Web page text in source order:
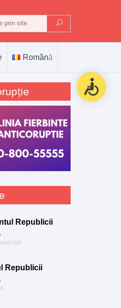
Română
Republicii
Republicii